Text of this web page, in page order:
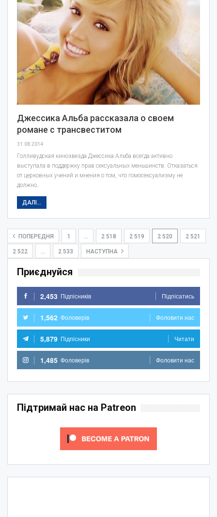
Джессика Альба рассказала о своем
романе с трансвеститом
31.08.2014
Голливудская кинозвезда Джессика Альба всегда активно
выступала в поддержку прав сексуальных меньшинств. Отказаться
от церковных учений и мнения о том, что гомосексуализму не
должно…
ДАЛІ...
ПОПЕРЕДНЯ 1 … 2 518 2 519 2 520 2 521
2 522 … 2 533 НАСТУПНА
Приєднуйся
2,453 Підпісників Підпісатись
1,562 Фоловерів Фоловити нас
5,879 Підпісники Читати
1,485 Фоловерів Фоловити нас
Підтримай нас на Patreon